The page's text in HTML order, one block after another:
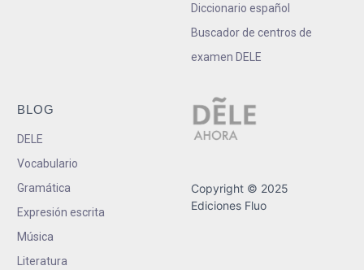
Diccionario español
Buscador de centros de
examen DELE
BLOG
DELE
Vocabulario
Gramática
Expresión escrita
Música
Literatura
Copyright © 2025
Ediciones Fluo